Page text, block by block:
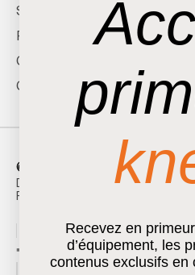
Service
Pièces
Contactez-nous
Carrières
© 2024 Atoll Digital Inc .
Déclaration de confidentialité
Politique des cookies
Recevez en
d’équipement, les
contenus exclusifs en